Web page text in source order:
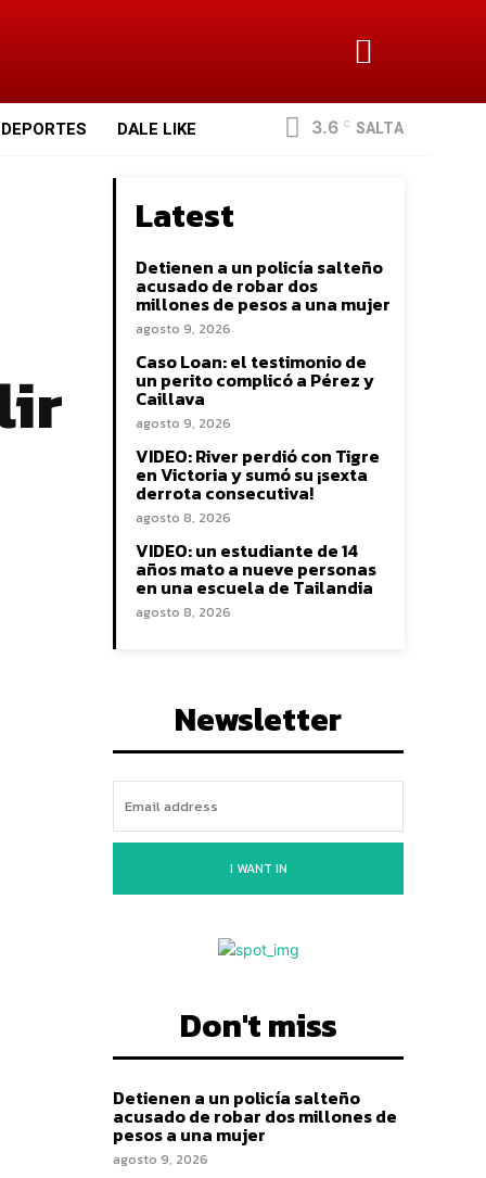
DEPORTES DALE LIKE 3.6 C SALTA
Latest
Detienen a un policía salteño
acusado de robar dos
millones de pesos a una mujer
agosto 9, 2026
Caso Loan: el testimonio de
un perito complicó a Pérez y
Caillava
agosto 9, 2026
VIDEO: River perdió con Tigre
en Victoria y sumó su ¡sexta
derrota consecutiva!
agosto 8, 2026
VIDEO: un estudiante de 14
años mato a nueve personas
en una escuela de Tailandia
agosto 8, 2026
Newsletter
I WANT IN
Don't miss
Detienen a un policía salteño
acusado de robar dos millones de
pesos a una mujer
agosto 9, 2026